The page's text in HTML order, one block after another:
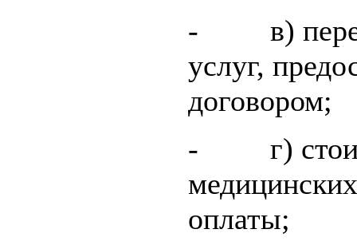
- в)
услуг,
договором;
- г)
оплаты;